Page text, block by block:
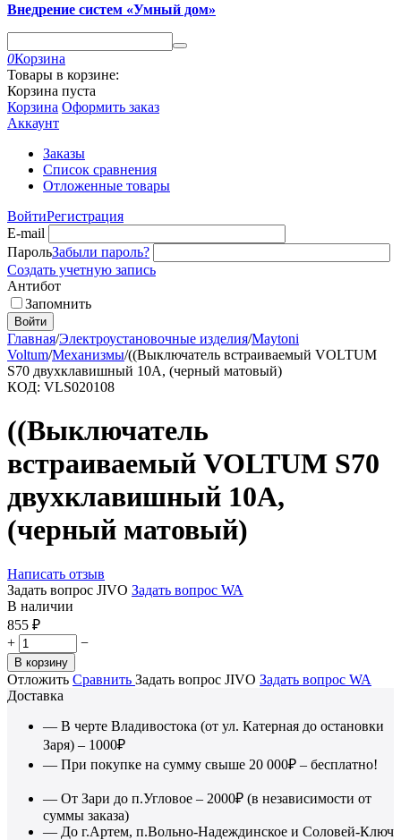
Внедрение систем «Умный дом»
0Корзина
Товары в корзине:
Корзина пуста
Корзина Оформить заказ
Аккаунт
Заказы
Список сравнения
Отложенные товары
ВойтиРегистрация
E-mail
ПарольЗабыли пароль?
Создать учетную запись
Антибот
Запомнить
Войти
Главная/Электроустановочные изделия/Maytoni
Voltum/Механизмы/((Выключатель встраиваемый VOLTUM
S70 двухклавишный 10А, (черный матовый)
КОД: VLS020108
((Выключатель
встраиваемый VOLTUM S70
двухклавишный 10А,
(черный матовый)
Написать отзыв
Задать вопрос JIVO Задать вопрос WA
В наличии
855 ₽
+
−
В корзину
Отложить Сравнить Задать вопрос JIVO Задать вопрос WA
Доставка
— В черте Владивостока (от ул. Катерная до остановки
Заря) – 1000₽
— При покупке на сумму свыше 20 000₽ – бесплатно!
— От Зари до п.Угловое – 2000₽ (в независимости от
суммы заказа)
— До г.Артем, п.Вольно-Надеждинское и Соловей-Ключ